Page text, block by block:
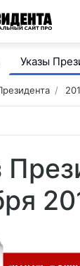
Указы